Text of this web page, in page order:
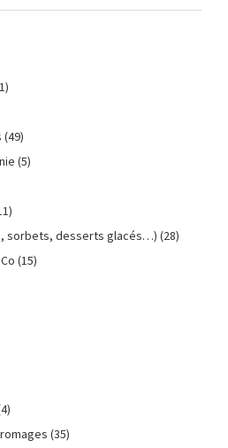
(49)
(5)
sorbets, desserts glacés…) (28)
(15)
(35)